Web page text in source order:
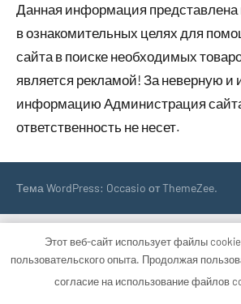
Данная информация
в ознакомительных целях для
сайта в поиске необходимых
является рекламой! За неверную
информацию Администрация
ответственность не несет.
Тема WordPress: Occasio от ThemeZee.
Этот веб-сайт использует файлы
пользовательского опыта. Продолжая
согласие на использование файлов